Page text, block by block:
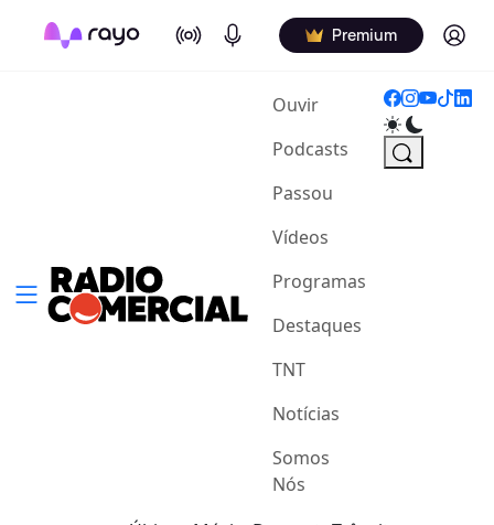
On Air Podcasts Premium Log in
Ouvir(current)
Podcasts
Passou
Vídeos
Programas
Destaques
TNT
Notícias
Somos
Nós